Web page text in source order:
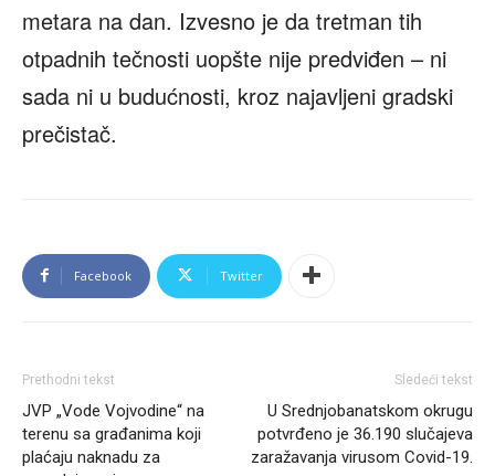
metara na dan. Izvesno je da tretman tih
otpadnih tečnosti uopšte nije predviđen – ni
sada ni u budućnosti, kroz najavljeni gradski
prečistač.
Facebook Twitter
Prethodni tekst
JVP „Vode Vojvodine“ na
terenu sa građanima koji
plaćaju naknadu za
Sledeći tekst
U Srednjobanatskom okrugu
potvrđeno je 36.190 slučajeva
zaražavanja virusom Covid-19.